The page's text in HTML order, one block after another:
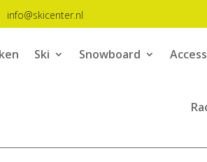
info@skicenter.nl
Ski Snowboard